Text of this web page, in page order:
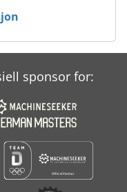
sponsor for: